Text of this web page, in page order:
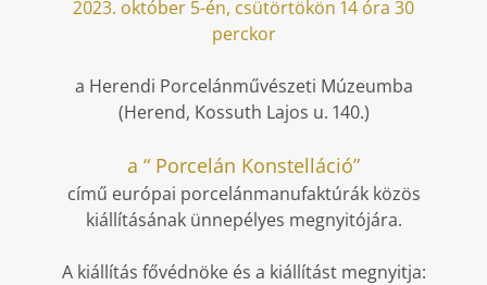
2023. október 5-én, csütörtökön 14 óra 30
perckor
a Herendi Porcelánművészeti Múzeumba
(Herend, Kossuth Lajos u. 140.)
a “ Porcelán Konstelláció”
című európai porcelánmanufaktúrák közös
kiállításának ünnepélyes megnyitójára.
A kiállítás fővédnöke és a kiállítást megnyitja: